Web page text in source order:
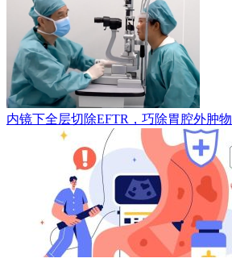
内镜下全层切除EFTR，巧除胃腔外肿物